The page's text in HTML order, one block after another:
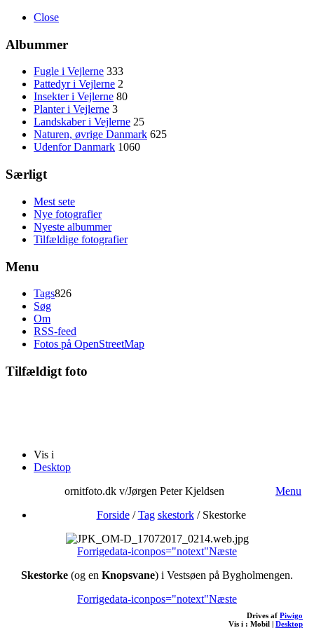
Close
Albummer
Fugle i Vejlerne 333
Pattedyr i Vejlerne 2
Insekter i Vejlerne 80
Planter i Vejlerne 3
Landskaber i Vejlerne 25
Naturen, øvrige Danmark 625
Udenfor Danmark 1060
Særligt
Mest sete
Nye fotografier
Nyeste albummer
Tilfældige fotografier
Menu
Tags826
Søg
Om
RSS-feed
Fotos på OpenStreetMap
Tilfældigt foto
Vis i
Desktop
ornitfoto.dk v/Jørgen Peter Kjeldsen
Menu
Forside/Tag skestork/ Skestorke
Forrigedata-iconpos="notext"Næste
Skestorke (og en Knopsvane) i Vestsøen på Bygholmengen.
Forrigedata-iconpos="notext"Næste
Drives af Piwigo
Vis i : Mobil | Desktop